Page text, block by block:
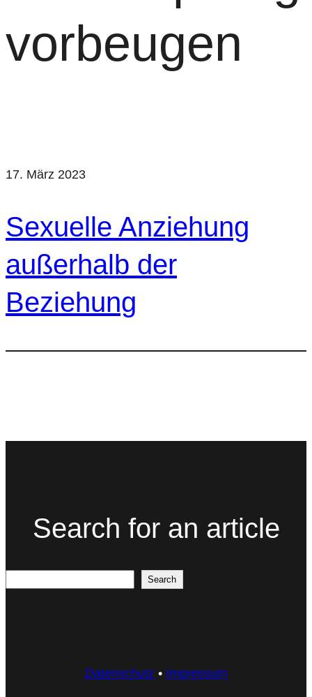
vorbeugen
17. März 2023
Sexuelle Anziehung
außerhalb der
Beziehung
Search for an article
Search
Datenschutz • Impressum